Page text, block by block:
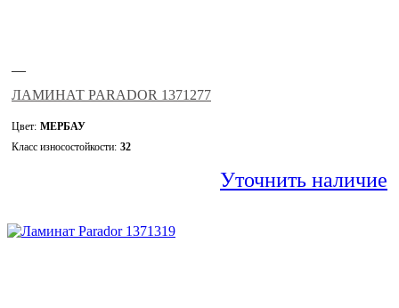
—
ЛАМИНАТ PARADOR 1371277
Цвет: МЕРБАУ
Класс износостойкости: 32
Уточнить наличие